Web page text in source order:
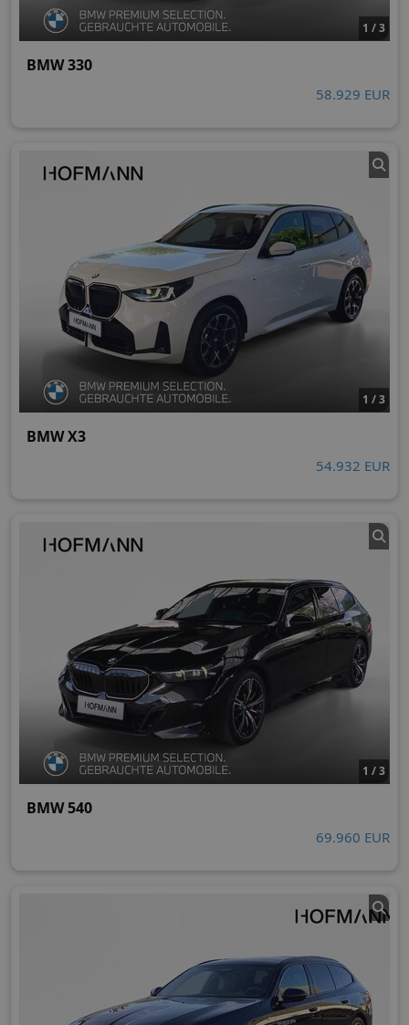
1 / 3
BMW 330
58.929 EUR
1 / 3
BMW X3
54.932 EUR
1 / 3
BMW 540
69.960 EUR